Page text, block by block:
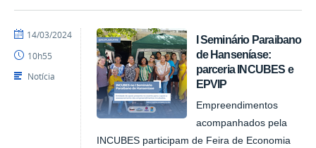
I Seminário Paraibano
de Hanseníase:
parceria INCUBES e
EPVIP
Empreendimentos
acompanhados pela
INCUBES participam de Feira de Economia
por
publicado
14/03/2024
10h55
Notícia